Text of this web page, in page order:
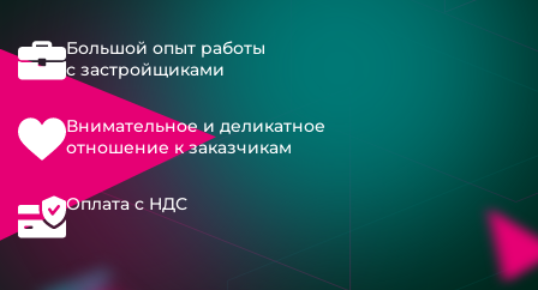
Большой опыт работы
с застройщиками
Внимательное и деликатное
отношение к заказчикам
Оплата с НДС